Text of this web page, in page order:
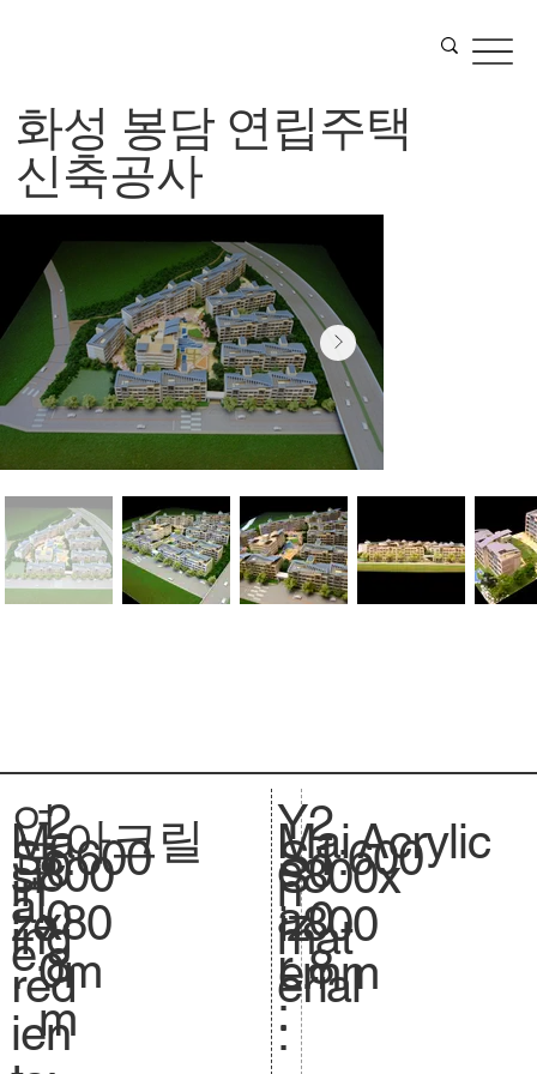
화성 봉담 연립주택
신축공사
연
도
:
2
0
0
8
Ma
in
ing
red
ien
Sc
al
e.
아크릴
1:600
si
ze
.
800
x80
0m
m
Y
e
a
r
:
Mai
n
mat
erial
:
S
.
S
iz
e.
2
0
0
8
1:600
800x
800
mm
Acrylic